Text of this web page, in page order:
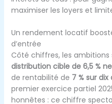
maximiser les loyers et
Un rendement locatif
d’entrée
Côté chiffres, les
distribution cible de 6,5 %
de rentabilité de 7 % sur dix
premier exercice partiel
honnêtes : ce chiffre